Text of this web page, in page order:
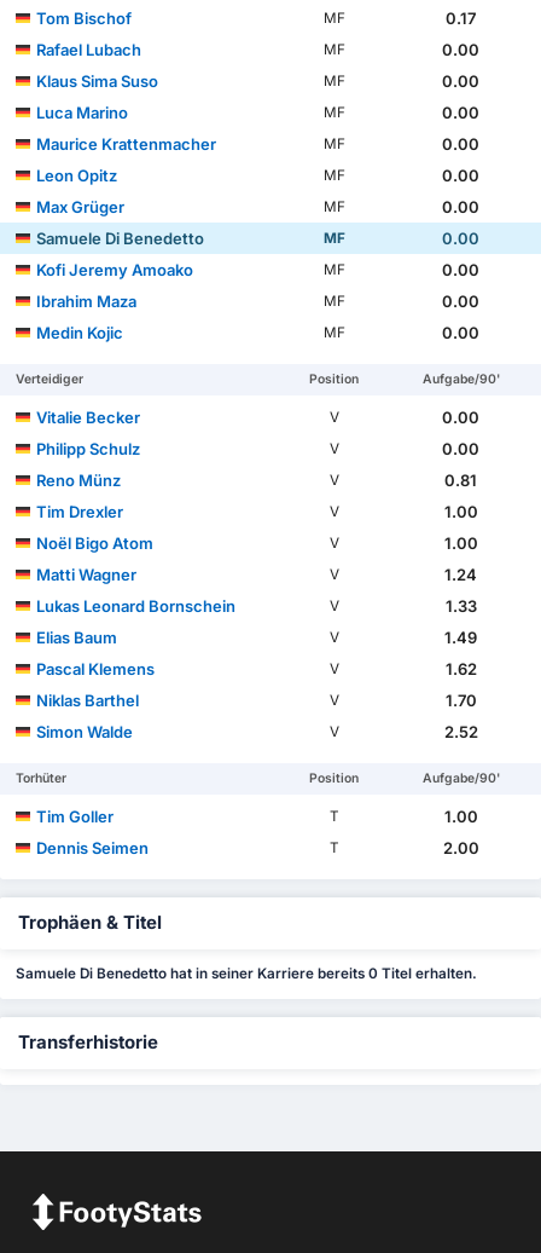
Tom Bischof
MF
0.17
Rafael Lubach
MF
0.00
Klaus Sima Suso
MF
0.00
Luca Marino
MF
0.00
Maurice Krattenmacher
MF
0.00
Leon Opitz
MF
0.00
Max Grüger
MF
0.00
Samuele Di Benedetto
MF
0.00
Kofi Jeremy Amoako
MF
0.00
Ibrahim Maza
MF
0.00
Medin Kojic
MF 0.00
Verteidiger Position Aufgabe/90'
Vitalie Becker V
0.00
Philipp Schulz
V
0.00
Reno Münz
V
0.81
Tim Drexler
V
1.00
Noël Bigo Atom
V
1.00
Matti Wagner
V
1.24
Lukas Leonard Bornschein
V
1.33
Elias Baum
V
1.49
Pascal Klemens
V
1.62
Niklas Barthel
V
1.70
Simon Walde
V 2.52
Torhüter Position Aufgabe/90'
Tim Goller T
1.00
Dennis Seimen
T 2.00
Trophäen & Titel
Samuele Di Benedetto hat in seiner Karriere bereits 0 Titel erhalten.
Transferhistorie